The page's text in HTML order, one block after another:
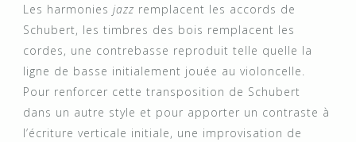
Les harmonies jazz remplacent les accords de
Schubert, les timbres des bois remplacent les
cordes, une contrebasse reproduit telle quelle la
ligne de basse initialement jouée au violoncelle.
Pour renforcer cette transposition de Schubert
dans un autre style et pour apporter un contraste à
l’écriture verticale initiale, une improvisation de